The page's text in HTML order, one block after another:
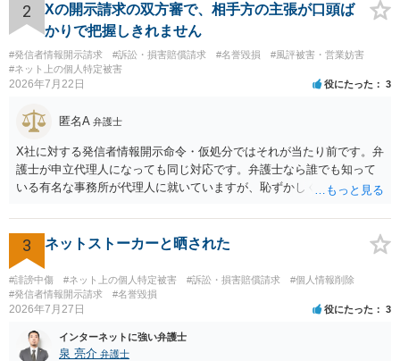
2
Xの開示請求の双方審で、相手方の主張が口頭ば
かりで把握しきれません
#発信者情報開示請求 #訴訟・損害賠償請求 #名誉毀損
#風評被害・営業妨害
#ネット上の個人特定被害
2026年7月22日 役にたった 3
匿名A 弁護士
X社に対する発信者情報開示命令・仮処分ではそれが当たり前です。弁
護士が申立代理人になっても同じ対応です。弁護士なら誰でも知って
いる有名な事務所が代理人に就いていますが、恥ずかしくないのだろ
3 ネットストーカーと晒された
#誹謗中傷 #ネット上の個人特定被害 #訴訟・損害賠償請求
#個人情報削除
#発信者情報開示請求
#名誉毀損
2026年7月27日 役にたった 3
インターネットに強い弁護士
泉 亮介 弁護士